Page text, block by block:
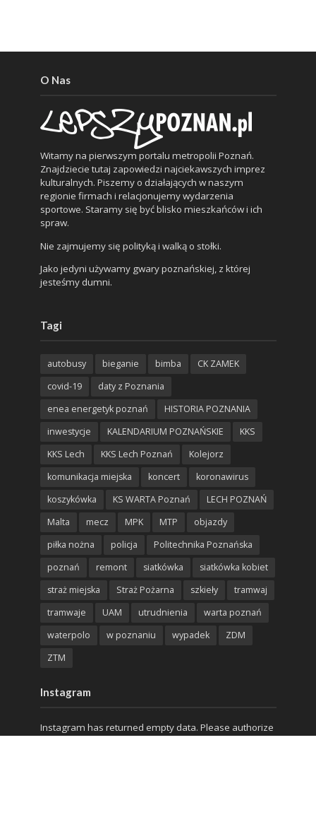
O Nas
Witamy na pierwszym portalu metropolii Poznań.
Znajdziecie tutaj zapowiedzi najciekawszych imprez
kulturalnych. Piszemy o działających w naszym
regionie firmach i relacjonujemy wydarzenia
sportowe. Staramy się być blisko mieszkańców i ich
spraw.
Nie zajmujemy się polityką i walką o stołki.
Jako jedyni używamy gwary poznańskiej, z której
jesteśmy dumni.
Tagi
autobusy bieganie bimba
CK ZAMEK
covid-19
daty z Poznania
enea energetyk poznań
HISTORIA POZNANIA
inwestycje
KALENDARIUM POZNAŃSKIE
KKS
KKS Lech
KKS Lech Poznań
Kolejorz
komunikacja miejska
koncert
koronawirus
koszykówka
KS WARTA Poznań
LECH POZNAŃ
Malta
mecz MPK MTP
objazdy
piłka nożna
policja
Politechnika Poznańska
poznań
remont siatkówka
siatkówka kobiet
straż miejska
Straż Pożarna szkieły
tramwaj
tramwaje
UAM utrudnienia
warta poznań
waterpolo
w poznaniu wypadek
ZDM
ZTM
Instagram
Instagram has returned empty data. Please authorize